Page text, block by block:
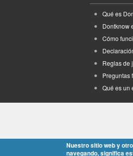
Qué es
Dontknow
Cómo
Reglas de
Preguntas
Qué es un
Nuestro sitio web y
navegando, significa